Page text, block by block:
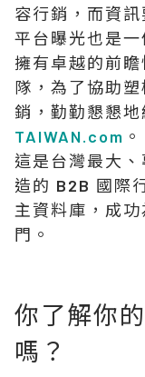
容行銷，而資
平台曝光也是一
擁有卓越的前
隊，為了協助
銷，勤勤懇懇
TAIWAN.com 。
這是台灣最大
造的 B2B 國際
主資料庫，成
門。
你了解你
嗎？